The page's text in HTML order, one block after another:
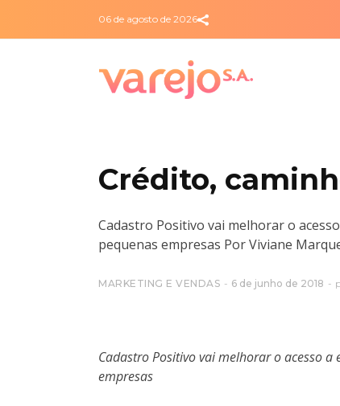
06 de agosto de 2026
Crédito,
Cadastro Positivo vai melhorar o
pequenas empresas Por Viviane
MARKETING E VENDAS 6 de junho de 2018
Cadastro Positivo vai melhorar o acesso
empresas